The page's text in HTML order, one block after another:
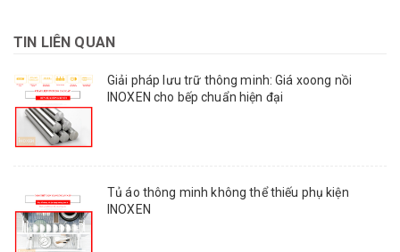
TIN LIÊN QUAN
Giải pháp lưu trữ thông minh: Giá xoong nồi
INOXEN cho bếp chuẩn hiện đại
Tủ áo thông minh không thể thiếu phụ kiện
INOXEN